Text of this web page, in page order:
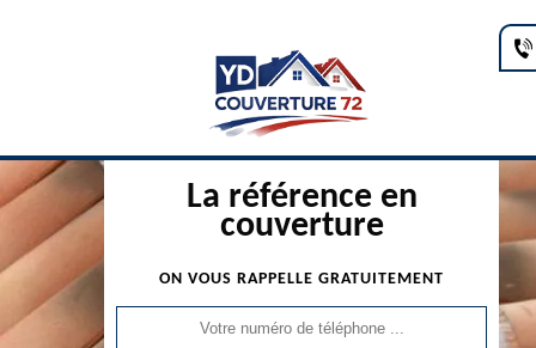
La référence en
couverture
ON VOUS RAPPELLE GRATUITEMENT